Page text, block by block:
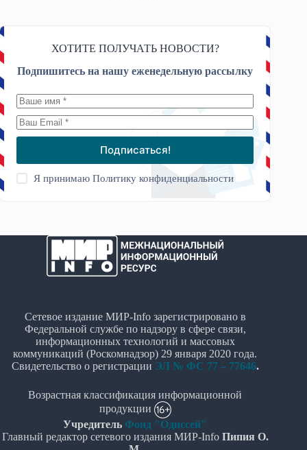
ХОТИТЕ ПОЛУЧАТЬ НОВОСТИ?
Подпишитесь на нашу еженедельную рассылку
Подписаться!
Я принимаюПолитику конфиденциальности
Сетевое издание МИР-Info зарегистрировано в
Федеральной службе по надзору в сфере связи,
информационных технологий и массовых
коммуникаций (Роскомнадзор) 29 января 2020 года.
Свидетельство о регистрации ЭЛ № ФС 77 – 77646.
Возрастная классификация информационной
продукции
Учредитель Фонд "Одиссей"
Главный редактор сетевого издания МИР-Info Пипия О.